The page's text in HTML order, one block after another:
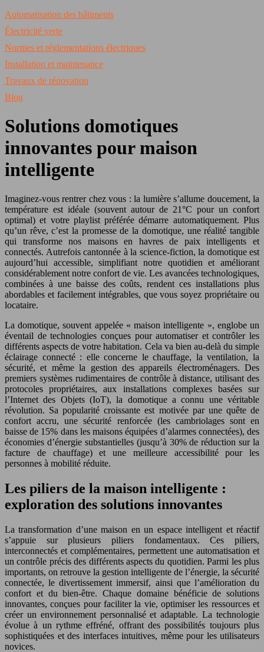
Automatisation des bâtiments
Électricité verte
Normes et réglementations électriques
Installation et maintenance
Travaux de rénovation
Blog
Solutions domotiques
innovantes pour maison
intelligente
Imaginez-vous rentrer chez vous : la lumière s’allume doucement, la
température est idéale (souvent autour de 21°C pour un confort
optimal) et votre playlist préférée démarre automatiquement. Plus
qu’un rêve, c’est la promesse de la domotique, une réalité tangible
qui transforme nos maisons en havres de paix intelligents et
connectés. Autrefois cantonnée à la science-fiction, la domotique est
aujourd’hui accessible, simplifiant notre quotidien et améliorant
considérablement notre confort de vie. Les avancées technologiques,
combinées à une baisse des coûts, rendent ces installations plus
abordables et facilement intégrables, que vous soyez propriétaire ou
locataire.
La domotique, souvent appelée « maison intelligente », englobe un
éventail de technologies conçues pour automatiser et contrôler les
différents aspects de votre habitation. Cela va bien au-delà du simple
éclairage connecté : elle concerne le chauffage, la ventilation, la
sécurité, et même la gestion des appareils électroménagers. Des
premiers systèmes rudimentaires de contrôle à distance, utilisant des
protocoles propriétaires, aux installations complexes basées sur
l’Internet des Objets (IoT), la domotique a connu une véritable
révolution. Sa popularité croissante est motivée par une quête de
confort accru, une sécurité renforcée (les cambriolages sont en
baisse de 15% dans les maisons équipées d’alarmes connectées), des
économies d’énergie substantielles (jusqu’à 30% de réduction sur la
facture de chauffage) et une meilleure accessibilité pour les
personnes à mobilité réduite.
Les piliers de la maison intelligente :
exploration des solutions innovantes
La transformation d’une maison en un espace intelligent et réactif
s’appuie sur plusieurs piliers fondamentaux. Ces piliers,
interconnectés et complémentaires, permettent une automatisation et
un contrôle précis des différents aspects du quotidien. Parmi les plus
importants, on retrouve la gestion intelligente de l’énergie, la sécurité
connectée, le divertissement immersif, ainsi que l’amélioration du
confort et du bien-être. Chaque domaine bénéficie de solutions
innovantes, conçues pour faciliter la vie, optimiser les ressources et
créer un environnement personnalisé et adaptable. La technologie
évolue à un rythme effréné, offrant des possibilités toujours plus
sophistiquées et des interfaces intuitives, même pour les utilisateurs
novices.